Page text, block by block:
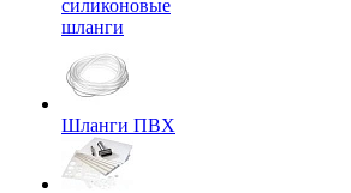
силиконовые
шланги
Шланги ПВХ